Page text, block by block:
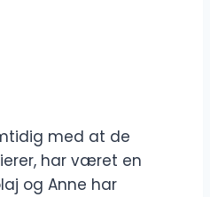
med at de
har været en
og Anne har